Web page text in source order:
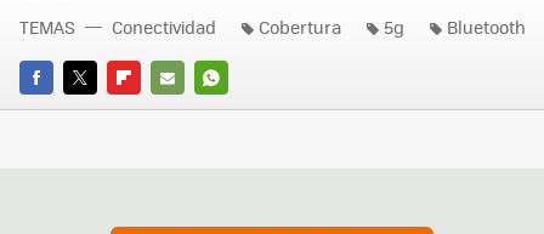
FACEBOOK
TWITTERFLIPBOARD
E-
WHATSAPP
TEMAS Conectividad Cobertura 5g Bluetooth